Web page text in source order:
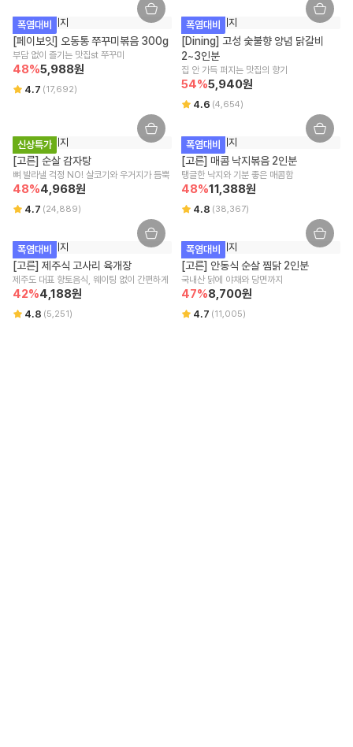
구매 시 선택한 옵션과 수량 또는 프로모션 적용 여부에 따라 교환/반품 배
송비가 변경될 수 있습니다.
교환/반품(왕복) 배송비 : 8,000원
제주/도서산간 지역은 추가 운임이 발생할 수 있습니다.
주문/결제 취소 안내
주문 상태와 주문 마감 시간에 따라 취소 가능 여부가 달라지며, [배송준비
중] 상태에서는 상품 포장 및 출고 작업이 진행 중이므로 취소가 어려운 점
양해 부탁드립니다.
주문 후 부분 취소/옵션/수량 변경은 어려우며 전체 취소 후 재주문이 필요
합니다.
결제 승인 취소/환불
결제 승인 취소 시 주문 금액으로 환불이 진행되며, 3영업일 내 결제사에
반영됩니다.
사용하신 적립금과 쿠폰의 복원은 적용된 혜택 조건에 따라 상이할 수 있
습니다.
환불은 결제사 정책에 따르며, 자세한 환불 사항은 결제사에 문의 부탁드
립니다.
폭염대비
[페이보잇] 오동통 쭈꾸미볶음 300g
부담 없이 즐기는 맛집st 쭈꾸미
48%5,988원
4.7 (17,692)
폭염대비
[Dining] 고성 숯불향 양념 닭갈비
2~3인분
집 안 가득 퍼지는 맛집의 향기
54%5,940원
4.6 (4,654)
신상특가
[고른] 순살 감자탕
뼈 발라낼 걱정 NO! 살코기와 우거지가 듬뿍
48%4,968원
4.7 (24,889)
폭염대비
[고른] 매콤 낙지볶음 2인분
탱글한 낙지와 기분 좋은 매콤함
48%11,388원
4.8 (38,367)
폭염대비
[고른] 제주식 고사리 육개장
제주도 대표 향토음식, 웨이팅 없이 간편하게
42%4,188원
4.8 (5,251 )
폭염대비
[고른] 안동식 순살 찜닭 2인분
국내산 닭에 야채와 당면까지
47%8,700원
4.7 (11,005)